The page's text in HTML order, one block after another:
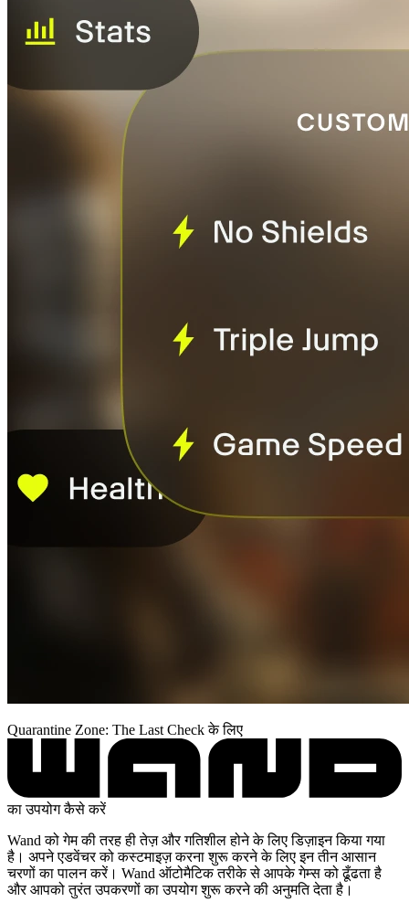
Quarantine Zone: The Last Check के लिए
का उपयोग कैसे करें
Wand को गेम की तरह ही तेज़ और गतिशील होने के लिए डिज़ाइन किया गया
है। अपने एडवेंचर को कस्टमाइज़ करना शुरू करने के लिए इन तीन आसान
चरणों का पालन करें। Wand ऑटोमैटिक तरीके से आपके गेम्स को ढूँढता है
और आपको तुरंत उपकरणों का उपयोग शुरू करने की अनुमति देता है।